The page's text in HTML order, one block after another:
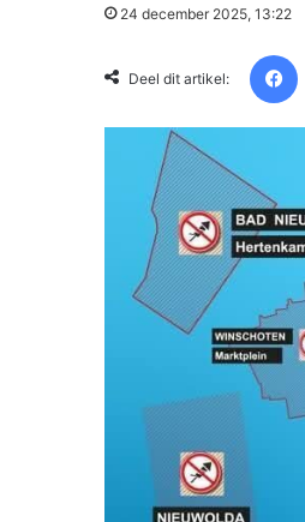
24 december 2025, 13:22
Deel dit artikel: